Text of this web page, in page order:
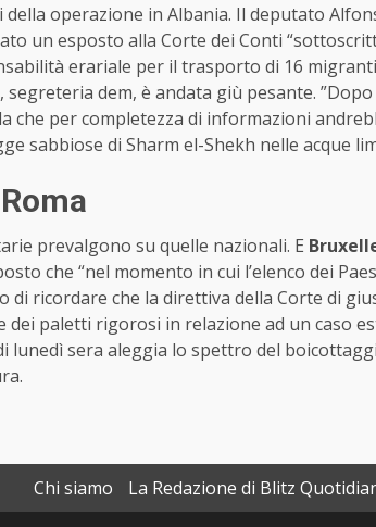
operazione in Albania. Il deputato
un esposto alla Corte dei Conti
erariale per il trasporto di 16
segreteria dem, è andata giù pesante.
che per completezza di informazioni
sabbiose di Sharm el-Shekh nelle acque
prevalgono su quelle nazionali. E
che “nel momento in cui l’elenco dei
di ricordare che la direttiva della Corte di
paletti rigorosi in relazione ad un caso
lunedì sera aleggia lo spettro del
Chi siamo La Redazione di Blitz